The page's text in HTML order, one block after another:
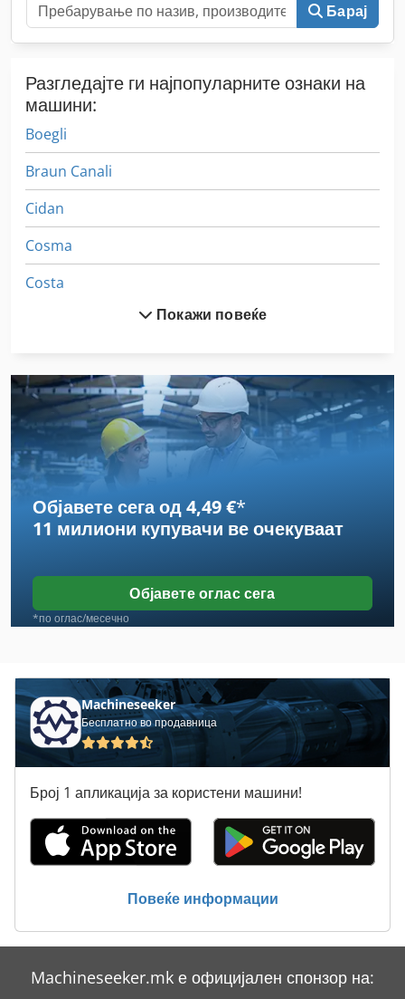
Барај
Разгледајте ги најпопуларните ознаки на
машини:
Boegli
Braun Canali
Cidan
Cosma
Costa
Gannomat
Holtec
Howial
Kamro
Marzani
Maweg
Morso
Paoloni
Pezzolato
Prodeco
Selco
Sorbini
Длето
Контра
Покажи повеќе
Објавете сега од 4,49 €*
11 милиони купувачи ве очекуваат
Објавете оглас сега
*по оглас/месечно
Machineseeker
Бесплатно во продавница
Број 1 апликација за користени машини!
Повеќе информации
Machineseeker.mk е официјален спонзор на: